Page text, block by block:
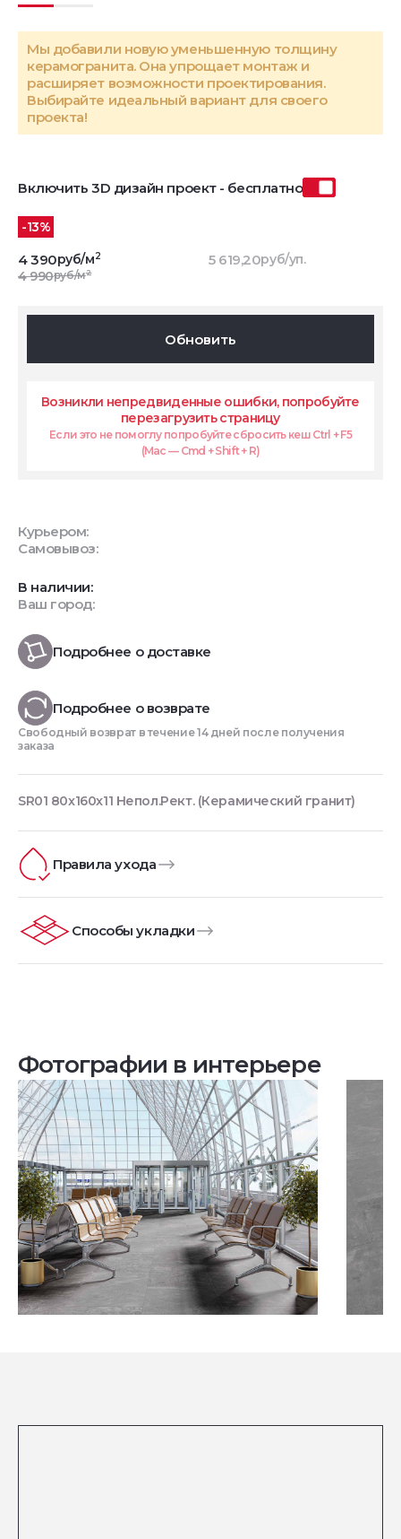
Мы добавили новую уменьшенную толщину
керамогранита. Она упрощает монтаж и
расширяет возможности проектирования.
Выбирайте идеальный вариант для своего
проекта!
Включить 3D дизайн проект - бесплатно
-13%
4 390руб/м2
4 990руб/м2
5 619,20руб/уп.
Обновить
Возникли непредвиденные ошибки, попробуйте
перезагрузить страницу
Если это не помоглу попробуйте сбросить кеш Ctrl + F5
(Mac — Cmd + Shift + R)
Курьером:
Самовывоз:
В наличии:
Ваш город:
Подробнее о доставке
Подробнее о возврате
Свободный возврат в течение 14 дней после получения
заказа
SR01 80x160x11 Непол.Рект. (Керамический гранит)
Правила ухода
Способы укладки
Фотографии в интерьере
Посмотреть все проекты